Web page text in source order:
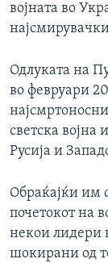
војната во
Одлуката на
во февруари
светска војна
Русија и
Обраќајќи им
почетокот на
некои лидери
шокирани од